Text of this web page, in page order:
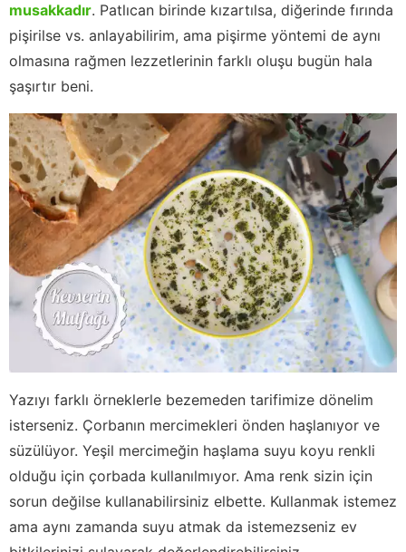
musakkadır. Patlıcan birinde kızartılsa, diğerinde fırında
pişirilse vs. anlayabilirim, ama pişirme yöntemi de aynı
olmasına rağmen lezzetlerinin farklı oluşu bugün hala
şaşırtır beni.
Yazıyı farklı örneklerle bezemeden tarifimize dönelim
isterseniz. Çorbanın mercimekleri önden haşlanıyor ve
süzülüyor. Yeşil mercimeğin haşlama suyu koyu renkli
olduğu için çorbada kullanılmıyor. Ama renk sizin için
sorun değilse kullanabilirsiniz elbette. Kullanmak istemez
ama aynı zamanda suyu atmak da istemezseniz ev